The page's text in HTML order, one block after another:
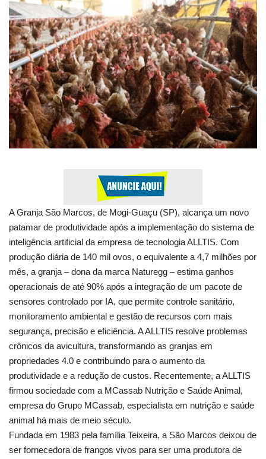
Expediente - Equipe de Jornalismo
Galeria
Geral
A Granja São Marcos, de Mogi-Guaçu (SP), alcança um novo
patamar de produtividade após a implementação do sistema de
inteligência artificial da empresa de tecnologia ALLTIS. Com
produção diária de 140 mil ovos, o equivalente a 4,7 milhões por
mês, a granja – dona da marca Naturegg – estima ganhos
operacionais de até 90% após a integração de um pacote de
sensores controlado por IA, que permite controle sanitário,
monitoramento ambiental e gestão de recursos com mais
segurança, precisão e eficiência. A ALLTIS resolve problemas
crônicos da avicultura, transformando as granjas em
propriedades 4.0 e contribuindo para o aumento da
produtividade e a redução de custos. Recentemente, a ALLTIS
firmou sociedade com a MCassab Nutrição e Saúde Animal,
empresa do Grupo MCassab, especialista em nutrição e saúde
animal há mais de meio século.
Fundada em 1983 pela família Teixeira, a São Marcos deixou de
ser fornecedora de frangos vivos para ser uma produtora de